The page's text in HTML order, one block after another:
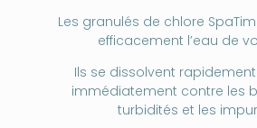
Les granulés de chlore
efficacement l’eau de
Ils se dissolvent
immédiatement contre les
turbidités et les